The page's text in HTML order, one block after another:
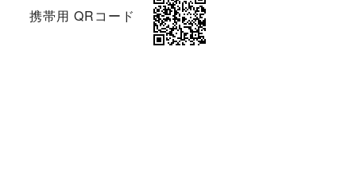
携帯用 QRコード